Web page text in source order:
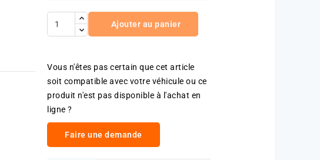
Ajouter au panier
Vous n'êtes pas certain que cet article
soit compatible avec votre véhicule ou ce
produit n'est pas disponible à l'achat en
ligne ?
Faire une demande